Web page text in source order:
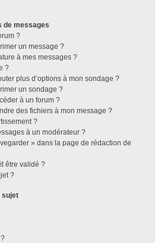
de messages
?
un message ?
à mes messages ?
?
plus d’options à mon sondage ?
un sondage ?
à un forum ?
des fichiers à mon message ?
?
à un modérateur ?
» dans la page de rédaction de
être validé ?
?
sujet